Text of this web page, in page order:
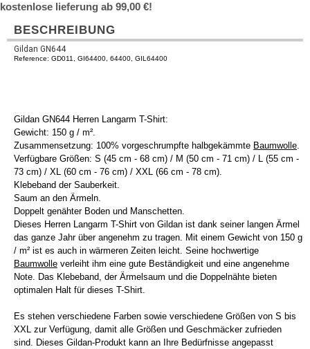
kostenlose lieferung ab 99,00 €!
BESCHREIBUNG
Gildan GN644
Reference: GD011, GI64400, 64400, GIL64400
Gildan GN644 Herren Langarm T-Shirt:
Gewicht: 150 g / m².
Zusammensetzung: 100% vorgeschrumpfte halbgekämmte Baumwolle.
Verfügbare Größen: S (45 cm - 68 cm) / M (50 cm - 71 cm) / L (55 cm -
73 cm) / XL (60 cm - 76 cm) / XXL (66 cm - 78 cm).
Klebeband der Sauberkeit.
Saum an den Ärmeln.
Doppelt genähter Boden und Manschetten.
Dieses Herren Langarm T-Shirt von Gildan ist dank seiner langen Ärmel
das ganze Jahr über angenehm zu tragen. Mit einem Gewicht von 150 g
/ m² ist es auch in wärmeren Zeiten leicht. Seine hochwertige
Baumwolle verleiht ihm eine gute Beständigkeit und eine angenehme
Note. Das Klebeband, der Ärmelsaum und die Doppelnähte bieten
optimalen Halt für dieses T-Shirt.
Es stehen verschiedene Farben sowie verschiedene Größen von S bis
XXL zur Verfügung, damit alle Größen und Geschmäcker zufrieden
sind. Dieses Gildan-Produkt kann an Ihre Bedürfnisse angepasst